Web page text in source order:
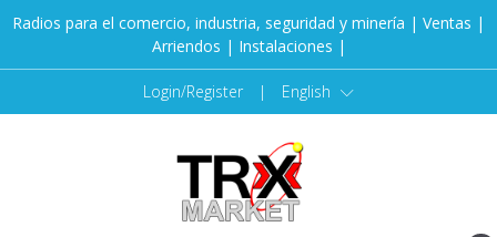
Radios para el comercio, industria, seguridad y minería | Ventas |
Arriendos | Instalaciones |
Login/Register | English